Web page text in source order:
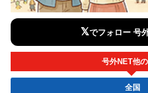
𝕏でフォロー 号
号外NET他
全国